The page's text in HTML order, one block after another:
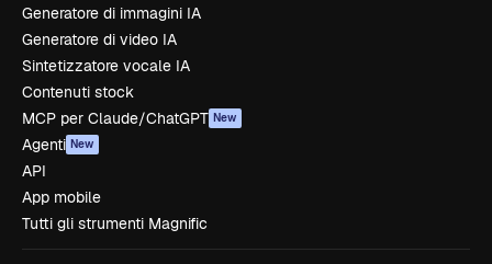
Generatore di immagini IA
Generatore di video IA
Sintetizzatore vocale IA
Contenuti stock
MCP per Claude/ChatGPT New
Agenti New
API
App mobile
Tutti gli strumenti Magnific